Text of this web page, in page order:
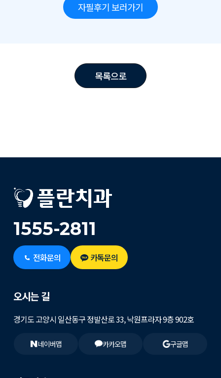
자필후기 보러가기
목록으로
1555-2811
전화문의 카톡문의
오시는 길
경기도 고양시 일산동구 정발산로 33, 낙원프라자 9층 902호
네이버맵 카카오맵 구글맵